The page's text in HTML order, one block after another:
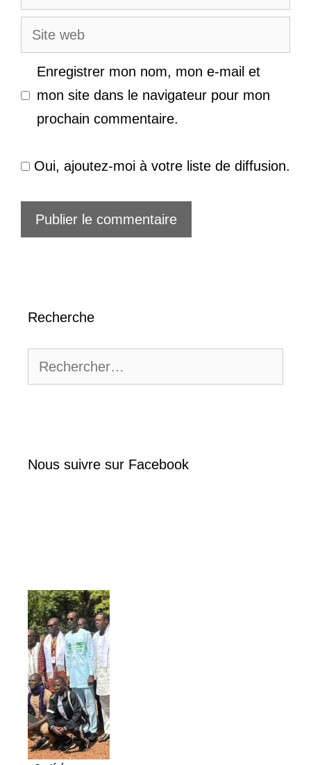
mail
Site
web
Enregistrer mon nom, mon e-mail et
mon site dans le navigateur pour mon
prochain commentaire.
Oui, ajoutez-moi à votre liste de diffusion.
Recherche
Nous suivre sur Facebook